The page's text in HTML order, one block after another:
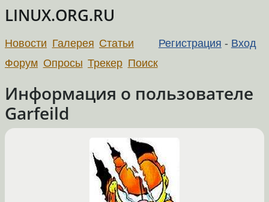
LINUX.ORG.RU
Регистрация - Вход
Новости Галерея Статьи
Форум Опросы Трекер Поиск
Информация о пользователе
Garfeild